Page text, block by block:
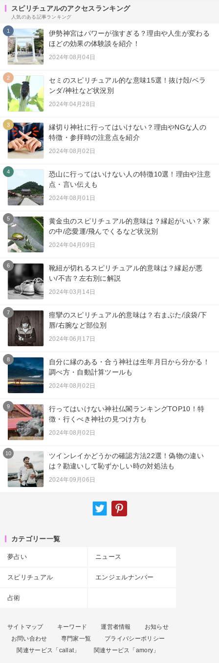
スピリチュアルのアクセスランキング
人気のある記事ランキング
1
伊勢神宮はパワーが強すぎる？理由や人生が変わる
ほどの効果の体験談を紹介！
2024年08月04日
2
セミのスピリチュアル的な意味15選！抜け殻/ベラ
ンダ/神社など状況別
2024年04月28日
3
縁切り神社に行ってはいけない？理由やNGな人の
特徴・参拝時の注意点を紹介
2024年08月02日
4
恐山に行ってはいけない人の特徴10選！理由や注意
点・言い伝えも
2024年08月01日
5
黄金虫のスピリチュアル的意味は？縁起がいい？家
の中/恋愛運/飛んでくるなど状況別
2024年04月09日
6
靴紐が切れるスピリチュアル的意味は？縁起が悪
い/不吉？左右別に解説
2024年03月14日
7
痙攣のスピリチュアル的意味は？右まぶた/涙袋/下
唇/右腕など部位別
2024年06月17日
8
自分に縁のある・合う神社は生年月日から分かる！
調べ方・自動計算ツールも
2024年08月02日
9
行ってはいけない神社仏閣ランキングTOP10！特
徴・行くべき神社の見つけ方も
2024年08月02日
10
ツインレイかどうかの確認方法22選！偽物の違い
は？勘違いして恥ずかしい時の対処法も
2024年09月06日
カテゴリー一覧
夢占い ニュース
スピリチュアル エンジェルナンバー
占術
サイトマップ キーワード 運営者情報
お知らせ
お問い合わせ
専門家一覧
プライバシーポリシー
関連サービス「callat」
関連サービス「amory」